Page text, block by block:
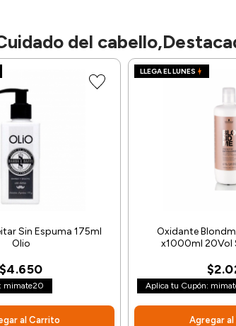
del
Sin Espuma 175ml
Olio
$4.650
mimate20
al Carrito
LLEGA EL LUNES
Oxidante
x1000ml 20Vol
Aplica tu Cupón:
Agregar